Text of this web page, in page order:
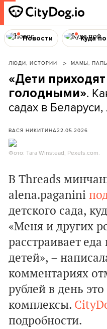
Новости Куда
ЛЮДИ, ИСТОРИИ МАМЫ,
«Дети
голодными».
садах в
ВАСЯ НИКИТИНА22.05.2026
Фото: Tara Winstead, Pexels.com.
В Threads
alena.paganini
детского сада,
«Меня и других
расстраивает
детей», –
комментариях
рублей в день
комплексы.
подробности.